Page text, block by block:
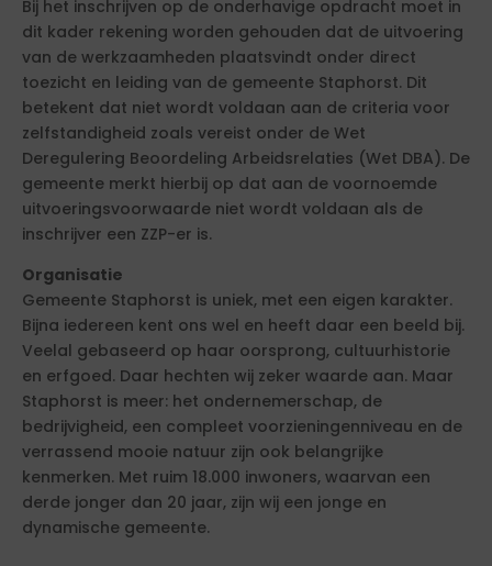
Bij het inschrijven op de onderhavige opdracht moet in
dit kader rekening worden gehouden dat de uitvoering
van de werkzaamheden plaatsvindt onder direct
toezicht en leiding van de gemeente Staphorst. Dit
betekent dat niet wordt voldaan aan de criteria voor
zelfstandigheid zoals vereist onder de Wet
Deregulering Beoordeling Arbeidsrelaties (Wet DBA). De
gemeente merkt hierbij op dat aan de voornoemde
uitvoeringsvoorwaarde niet wordt voldaan als de
inschrijver een ZZP-er is.
Organisatie
Gemeente Staphorst is uniek, met een eigen karakter.
Bijna iedereen kent ons wel en heeft daar een beeld bij.
Veelal gebaseerd op haar oorsprong, cultuurhistorie
en erfgoed. Daar hechten wij zeker waarde aan. Maar
Staphorst is meer: het ondernemerschap, de
bedrijvigheid, een compleet voorzieningenniveau en de
verrassend mooie natuur zijn ook belangrijke
kenmerken. Met ruim 18.000 inwoners, waarvan een
derde jonger dan 20 jaar, zijn wij een jonge en
dynamische gemeente.